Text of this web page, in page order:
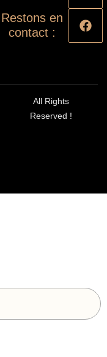
Restons en
contact :
All Rights
Reserved !